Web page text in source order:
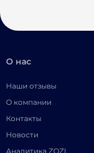
О нас
Наши отзывы
О компании
Контакты
Новости
Аналитика ZOZI